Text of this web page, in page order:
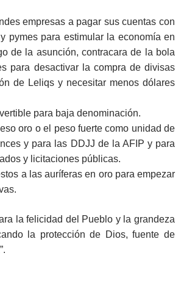
empresas a pagar sus cuentas con
pymes para estimular la economía en
de la asunción, contracara de la bola
para desactivar la compra de divisas
de Leliqs y necesitar menos dólares
para baja denominación.
oro o el peso fuerte como unidad de
y para las DDJJ de la AFIP y para
y licitaciones públicas.
a las auríferas en oro para empezar
la felicidad del Pueblo y la grandeza
la protección de Dios, fuente de